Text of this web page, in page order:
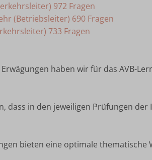
972 Fragen
(Betriebsleiter) 690 Fragen
733 Fragen
haben wir für das AVB-
dass in den jeweiligen Prüfungen
bieten eine optimale